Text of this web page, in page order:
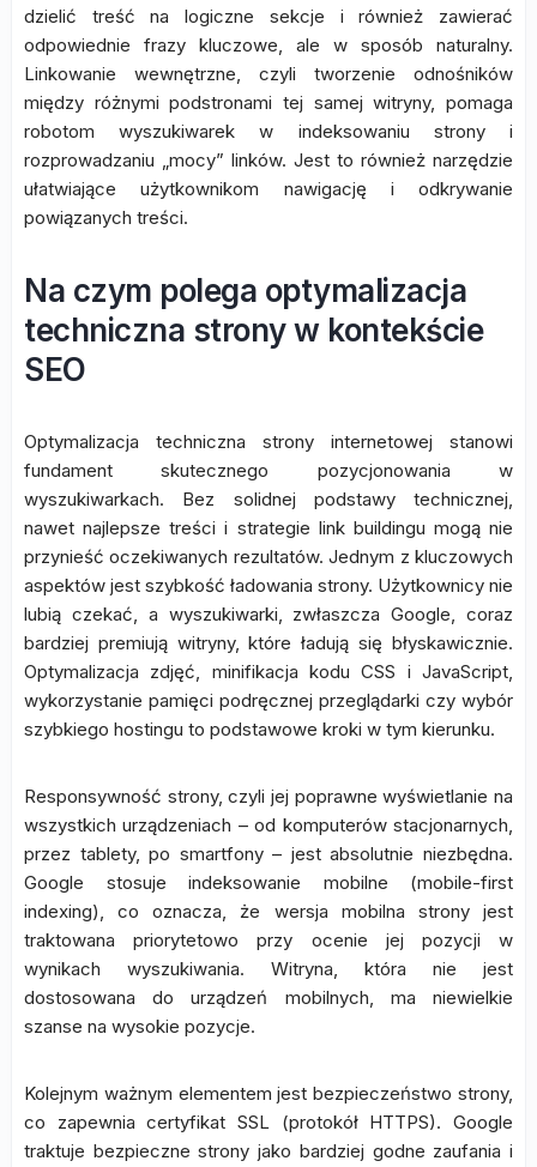
dzielić treść na logiczne sekcje i również zawierać
odpowiednie frazy kluczowe, ale w sposób naturalny.
Linkowanie wewnętrzne, czyli tworzenie odnośników
między różnymi podstronami tej samej witryny, pomaga
robotom wyszukiwarek w indeksowaniu strony i
rozprowadzaniu „mocy” linków. Jest to również narzędzie
ułatwiające użytkownikom nawigację i odkrywanie
powiązanych treści.
Na czym polega optymalizacja
techniczna strony w kontekście
SEO
Optymalizacja techniczna strony internetowej stanowi
fundament skutecznego pozycjonowania w
wyszukiwarkach. Bez solidnej podstawy technicznej,
nawet najlepsze treści i strategie link buildingu mogą nie
przynieść oczekiwanych rezultatów. Jednym z kluczowych
aspektów jest szybkość ładowania strony. Użytkownicy nie
lubią czekać, a wyszukiwarki, zwłaszcza Google, coraz
bardziej premiują witryny, które ładują się błyskawicznie.
Optymalizacja zdjęć, minifikacja kodu CSS i JavaScript,
wykorzystanie pamięci podręcznej przeglądarki czy wybór
szybkiego hostingu to podstawowe kroki w tym kierunku.
Responsywność strony, czyli jej poprawne wyświetlanie na
wszystkich urządzeniach – od komputerów stacjonarnych,
przez tablety, po smartfony – jest absolutnie niezbędna.
Google stosuje indeksowanie mobilne (mobile-first
indexing), co oznacza, że wersja mobilna strony jest
traktowana priorytetowo przy ocenie jej pozycji w
wynikach wyszukiwania. Witryna, która nie jest
dostosowana do urządzeń mobilnych, ma niewielkie
szanse na wysokie pozycje.
Kolejnym ważnym elementem jest bezpieczeństwo strony,
co zapewnia certyfikat SSL (protokół HTTPS). Google
traktuje bezpieczne strony jako bardziej godne zaufania i